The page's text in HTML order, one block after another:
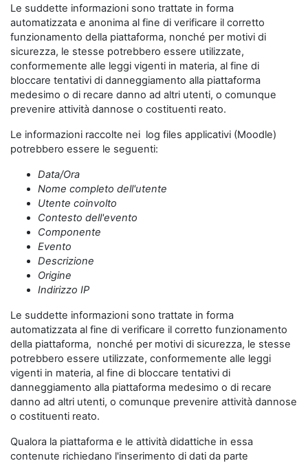
Le suddette informazioni sono trattate in forma
automatizzata e anonima al fine di verificare il corretto
funzionamento della piattaforma, nonché per motivi di
sicurezza, le stesse potrebbero essere utilizzate,
conformemente alle leggi vigenti in materia, al fine di
bloccare tentativi di danneggiamento alla piattaforma
medesimo o di recare danno ad altri utenti, o comunque
prevenire attività dannose o costituenti reato.
Le informazioni raccolte nei log files applicativi (Moodle)
potrebbero essere le seguenti:
Data/Ora
Nome completo dell'utente
Utente coinvolto
Contesto dell'evento
Componente
Evento
Descrizione
Origine
Indirizzo IP
Le suddette informazioni sono trattate in forma
automatizzata al fine di verificare il corretto funzionamento
della piattaforma, nonché per motivi di sicurezza, le stesse
potrebbero essere utilizzate, conformemente alle leggi
vigenti in materia, al fine di bloccare tentativi di
danneggiamento alla piattaforma medesimo o di recare
danno ad altri utenti, o comunque prevenire attività dannose
o costituenti reato.
Qualora la piattaforma e le attività didattiche in essa
contenute richiedano l'inserimento di dati da parte